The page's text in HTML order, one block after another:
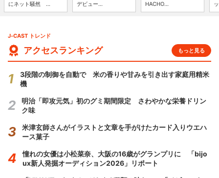
にネット騒然 ...
デビュー...
HACHO...
J-CAST トレンド
アクセスランキング もっと見る
3段階の制御を自動で 米の香りや甘みを引き出す家庭用精米
機
明治「即攻元気」初のグミ期間限定 さわやかな栄養ドリン
ク味
米津玄師さんがイラストと文章を手がけたカード入りウエハ
ース菓子
憧れの女優は小松菜奈、大阪の16歳がグランプリに 「bijo
ux新人発掘オーディション2026」リポート